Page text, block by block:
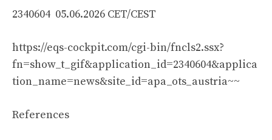
2340604 05.06.2026 CET/CEST
https://eqs-cockpit.com/cgi-bin/fncls2.ssx?
fn=show_t_gif&application_id=2340604&applica
tion_name=news&site_id=apa_ots_austria~~
References